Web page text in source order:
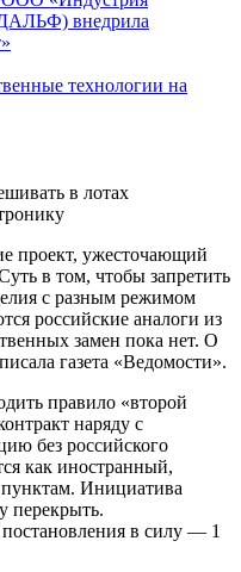
внедрила
технологии на
в лотах
проект, ужесточающий
в том, чтобы запретить
с разным режимом
российские аналоги из
замен пока нет. О
газета «Ведомости».
правило «второй
наряду с
без российского
как иностранный,
Инициатива
перекрыть.
в силу — 1